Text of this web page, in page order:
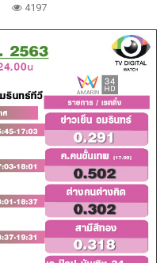
4197